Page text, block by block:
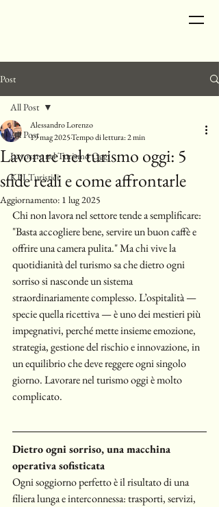
Post
All Post
Lavorare nel Turismo Oggi
KPI Turistici
All Post
Lavorare nel turismo oggi: 5
sfide reali e come affrontarle
Alessandro Lorenzo
19 mag 2025Tempo di lettura: 2 min
Aggiornamento: 1 lug 2025
Chi non lavora nel settore tende a semplificare:
"Basta accogliere bene, servire un buon caffè e
offrire una camera pulita." Ma chi vive la
quotidianità del turismo sa che dietro ogni
sorriso si nasconde un sistema
straordinariamente complesso. L’ospitalità —
specie quella ricettiva — è uno dei mestieri più
impegnativi, perché mette insieme emozione,
strategia, gestione del rischio e innovazione, in
un equilibrio che deve reggere ogni singolo
giorno. Lavorare nel turismo oggi è molto
complicato.
Dietro ogni sorriso, una macchina
operativa sofisticata
Ogni soggiorno perfetto è il risultato di una
filiera lunga e interconnessa: trasporti, servizi,